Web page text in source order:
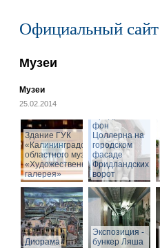
Официальный
Музеи
Музеи
25.02.2014
Здание ГУК
«Калининградского
областного музея
«Художественная
галерея»
фон
Цоллерна на
городском
фасаде
Фридландских
ворот
Диорама
Экспозиция -
бункер Ляша